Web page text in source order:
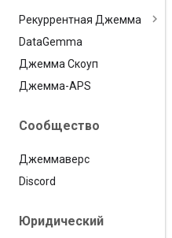
Рекуррентная Джемма
DataGemma
Джемма Скоуп
Джемма-APS
Сообщество
Джеммаверс
Discord
Юридический